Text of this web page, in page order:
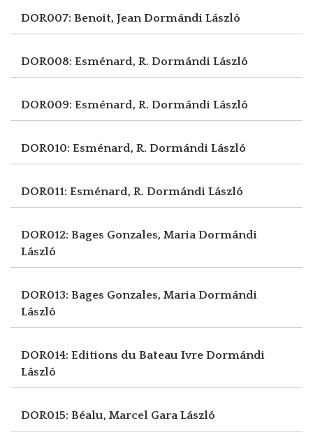
DOR007: Benoit, JeanDormándi László
DOR008: Esménard, R. Dormándi László
DOR009: Esménard, R. Dormándi László
DOR010: Esménard, R. Dormándi László
DOR011: Esménard, R. Dormándi László
DOR012: Bages Gonzales, MariaDormándi
László
DOR013: Bages Gonzales, MariaDormándi
László
DOR014: Editions du Bateau Ivre Dormándi
László
DOR015: Béalu, Marcel Gara László